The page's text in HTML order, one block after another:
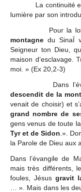
La continuité
lumière par son
Pour la loi
montagnedu SinaÏ
Seigneur ton Dieu,
maison d’esclavage.
moi. » (Ex 20,2-3)
Dans
descendit de la
venait de choisir) et
grand nombre de
gens venus de toute
Tyr et de Sidon .».
la Parole de Dieu aux
Dans l’évangile de
mais très différents,
foules, Jésusgravit
… ». Mais dans les